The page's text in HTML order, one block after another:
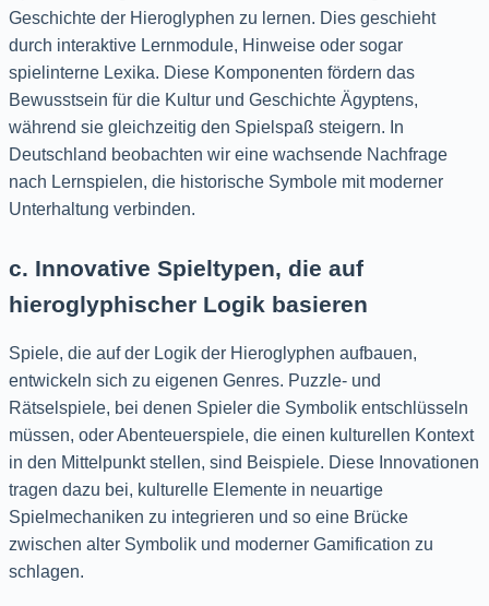
Geschichte der Hieroglyphen zu lernen. Dies geschieht
durch interaktive Lernmodule, Hinweise oder sogar
spielinterne Lexika. Diese Komponenten fördern das
Bewusstsein für die Kultur und Geschichte Ägyptens,
während sie gleichzeitig den Spielspaß steigern. In
Deutschland beobachten wir eine wachsende Nachfrage
nach Lernspielen, die historische Symbole mit moderner
Unterhaltung verbinden.
c. Innovative Spieltypen, die auf
hieroglyphischer Logik basieren
Spiele, die auf der Logik der Hieroglyphen aufbauen,
entwickeln sich zu eigenen Genres. Puzzle- und
Rätselspiele, bei denen Spieler die Symbolik entschlüsseln
müssen, oder Abenteuerspiele, die einen kulturellen Kontext
in den Mittelpunkt stellen, sind Beispiele. Diese Innovationen
tragen dazu bei, kulturelle Elemente in neuartige
Spielmechaniken zu integrieren und so eine Brücke
zwischen alter Symbolik und moderner Gamification zu
schlagen.